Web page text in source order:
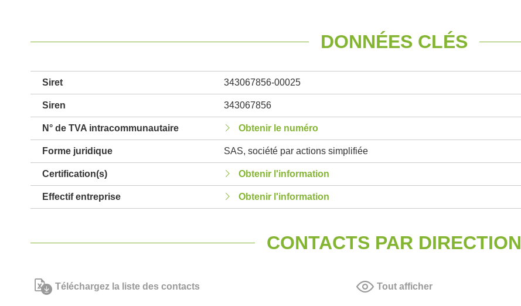
DONNÉES CLÉS
Siret 343067856-00025
Siren 343067856
N° de TVA intracommunautaire Obtenir le numéro
Forme juridique SAS, société par actions simplifiée
Certification(s) Obtenir l'information
Effectif entreprise Obtenir l'information
CONTACTS PAR DIRECTION
Téléchargez la liste des contacts Tout afficher